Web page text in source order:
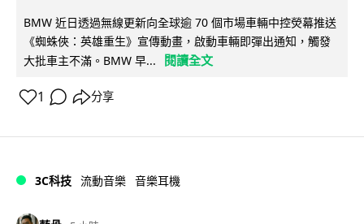
BMW 近日透過無線更新向全球逾 70 個市場車輛中控熒幕推送
《蜘蛛俠：英雄重生》宣傳動畫，啟動車輛即彈出通知，觸發
大批車主不滿。BMW 早...
閱讀全文
1 分享
3C科技 流動音樂 音樂耳機